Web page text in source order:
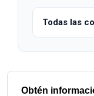
Todas las
Obtén